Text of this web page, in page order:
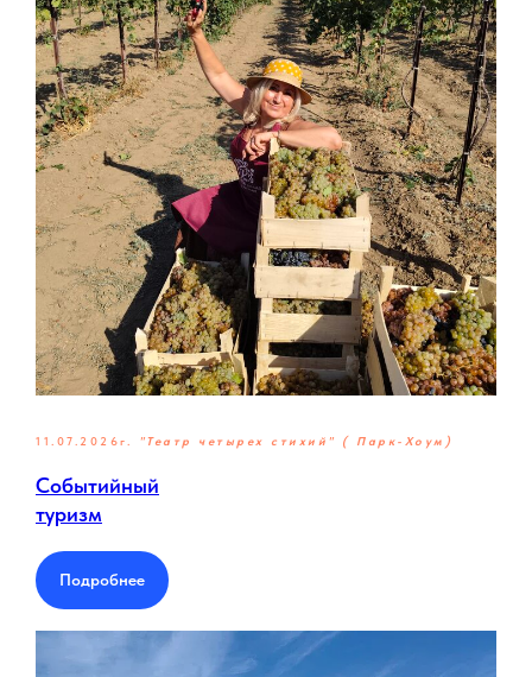
11.07.2026г. "Театр четырех стихий" ( Парк-Хоум)
Событийный
туризм
Подробнее